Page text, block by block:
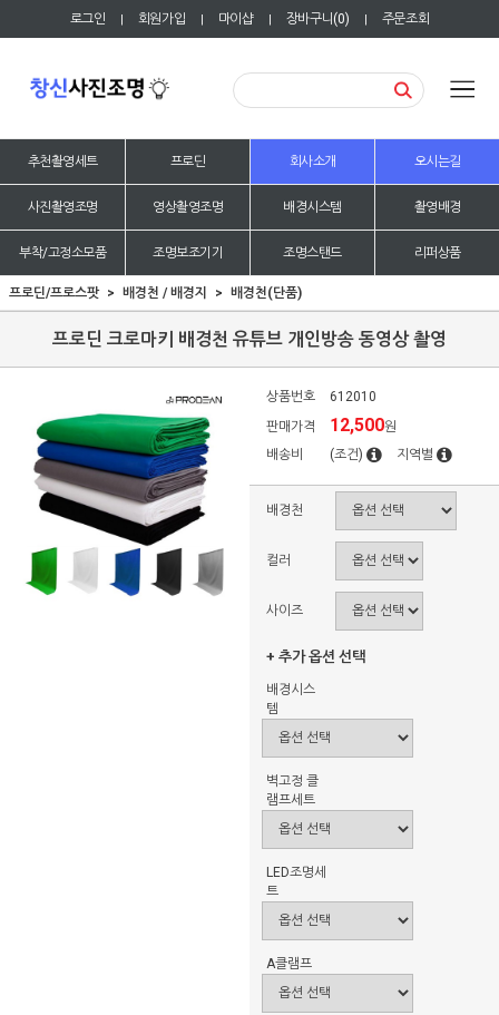
로그인 | 회원가입 | 마이샵 | 장바구니(0) | 주문조회
추천촬영세트 프로딘 회사소개 오시는길
사진촬영조명 영상촬영조명 배경시스템 촬영배경
부착/고정소모품 조명보조기기 조명스탠드 리퍼상품
프로딘/프로스팟 배경천 / 배경지 배경천(단품)
프로딘 크로마키 배경천 유튜브 개인방송 동영상 촬영
상품번호
612010
판매가격
12,500원
배송비
(조건) 지역별
배경천
컬러
사이즈
+ 추가 옵션 선택
배경시스
템
벽고정 클
램프세트
LED조명세
트
A클램프